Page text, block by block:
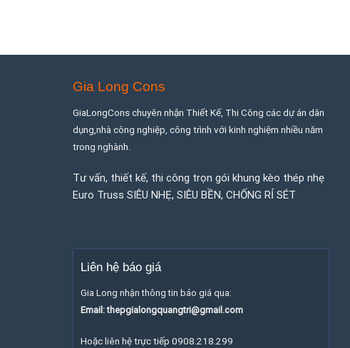
Gia Long Cons
GiaLongCons chuyên nhận Thiết Kế, Thi Công các dự án dân
dụng,nhà công nghiệp, công trình với kinh nghiệm nhiều năm
trong nghành.
Tư vấn, thiết kế, thi công trọn gói khung kèo thép nhẹ
Euro Truss SIÊU NHẸ, SIÊU BỀN, CHỐNG RỈ SÉT
Liên hệ báo giá
Gia Long nhận thông tin báo giá qua:
Email: thepgialongquangtri@gmail.com
Hoặc liên hệ trực tiếp 0908.218.299